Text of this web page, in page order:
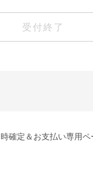
受付終了
確定＆お支払い専用ペ